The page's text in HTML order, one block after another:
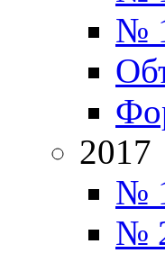
№
2017
№
№